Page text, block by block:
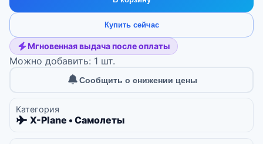
Купить сейчас
Мгновенная выдача после оплаты
Можно добавить: 1 шт.
Сообщить о снижении цены
Категория
X-Plane • Самолеты